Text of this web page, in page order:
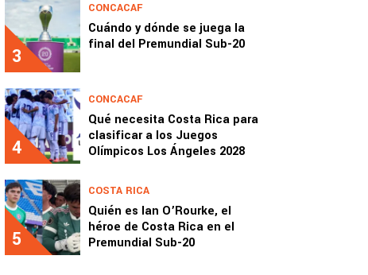
3
CONCACAF
Cuándo y dónde se juega la
final del Premundial Sub-20
4
CONCACAF
Qué necesita Costa Rica para
clasificar a los Juegos
Olímpicos Los Ángeles 2028
5
COSTA RICA
Quién es Ian O’Rourke, el
héroe de Costa Rica en el
Premundial Sub-20